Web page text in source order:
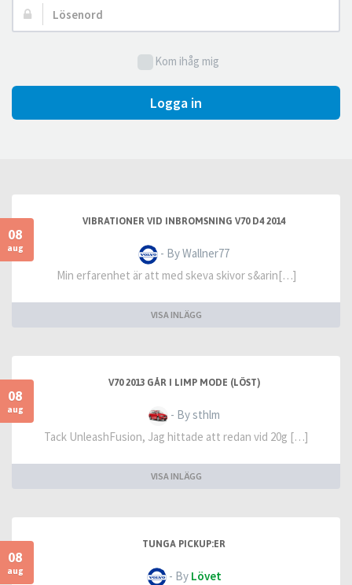
Lösenord:
Kom ihåg mig
Logga in
08
aug
VIBRATIONER VID INBROMSNING V70 D4 2014
- By Wallner77
Min erfarenhet är att med skeva skivor s&arin[…]
VISA INLÄGG
08
aug
V70 2013 GÅR I LIMP MODE (LÖST)
- By sthlm
Tack UnleashFusion, Jag hittade att redan vid 20g […]
VISA INLÄGG
08
aug
TUNGA PICKUP:ER
- By Lövet